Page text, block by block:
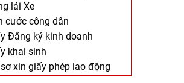
lái Xe
cước công dân
Đăng ký kinh doanh
khai sinh
xin giấy phép lao động